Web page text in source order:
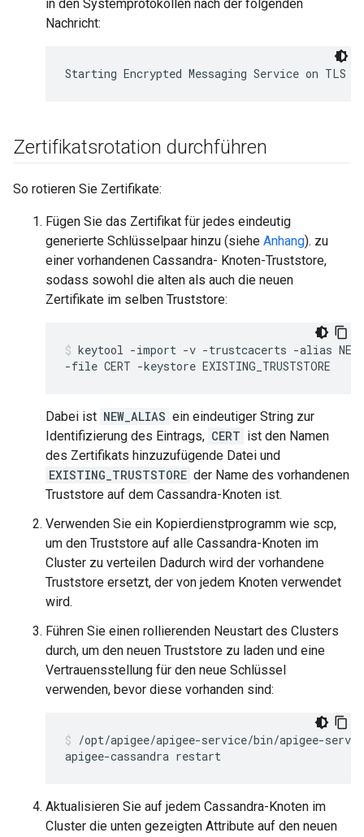
in den Systemprotokollen nach der folgenden
Nachricht:
Starting Encrypted Messaging Service on TLS
Zertifikatsrotation durchführen
So rotieren Sie Zertifikate:
Fügen Sie das Zertifikat für jedes eindeutig
generierte Schlüsselpaar hinzu (siehe Anhang). zu
einer vorhandenen Cassandra- Knoten-Truststore,
sodass sowohl die alten als auch die neuen
Zertifikate im selben Truststore:
keytool -import -v -trustcacerts -alias
-file CERT -keystore EXISTING_TRUSTSTORE
Dabei ist NEW_ALIAS ein eindeutiger String zur
Identifizierung des Eintrags, CERT ist den Namen
des Zertifikats hinzuzufügende Datei und
EXISTING_TRUSTSTORE der Name des vorhandenen
Truststore auf dem Cassandra-Knoten ist.
Verwenden Sie ein Kopierdienstprogramm wie scp,
um den Truststore auf alle Cassandra-Knoten im
Cluster zu verteilen Dadurch wird der vorhandene
Truststore ersetzt, der von jedem Knoten verwendet
wird.
Führen Sie einen rollierenden Neustart des Clusters
durch, um den neuen Truststore zu laden und eine
Vertrauensstellung für den neue Schlüssel
verwenden, bevor diese vorhanden sind:
/opt/apigee/apigee-service/bin/apigee-
apigee-cassandra restart
Aktualisieren Sie auf jedem Cassandra-Knoten im
Cluster die unten gezeigten Attribute auf den neuen